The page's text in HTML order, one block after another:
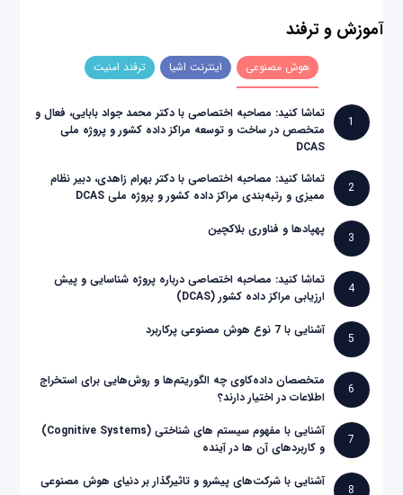
آموزش و ترفند
هوش مصنوعی اینترنت اشیا ترفند امنیت
1
تماشا کنید: مصاحبه اختصاصی با دکتر محمد جواد بابایی، فعال و
متخصص در ساخت و توسعه مراکز داده کشور و پروژه ملی
DCAS
2
تماشا کنید: مصاحبه اختصاصی با دکتر بهرام زاهدی، دبیر نظام
ممیزی و رتبه‌بندی مراکز داده کشور و پروژه ملی DCAS
3
پهپادها و فناوری بلاکچین
4
تماشا کنید: مصاحبه اختصاصی درباره پروژه شناسایی و پیش
ارزیابی مراکز داده کشور (DCAS)
5
آشنایی با 7 نوع هوش مصنوعی پرکاربرد
6
متخصصان داده‌کاوی چه الگوریتم‌ها و روش‌هایی برای استخراج
اطلاعات در اختیار دارند؟
7
آشنایی با مفهوم سیستم های شناختی (Cognitive Systems)
و کاربردهای آن ها در آینده
8
آشنایی با شرکت‌های پیشرو و تاثیرگذار بر دنیای هوش مصنوعی